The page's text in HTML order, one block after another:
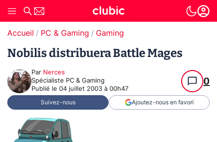
Accueil PC & Gaming Gaming
Nobilis distribuera Battle Mages
Par Nerces
Spécialiste PC & Gaming
Publié le 04 juillet 2003 à 00h47
0
Suivez-nous Ajoutez-nous en favori